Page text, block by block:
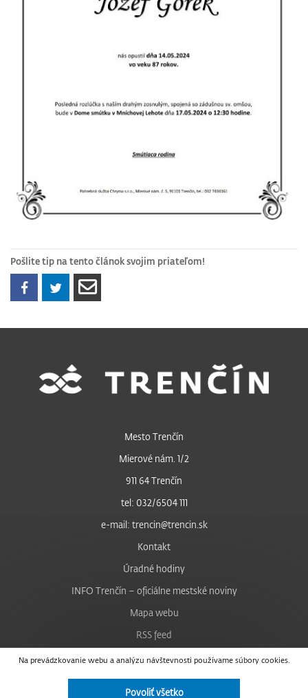
Pošlite tip na tento článok svojim priateľom!
Na prevádzkovanie webu a analýzu návštevnosti používame súbory cookies.
Povoliť všetko
Mesto Trenčín
Mierové nám. 1/2
911 64 Trenčín
tel: 032/6504 111
e-mail: trencin@trencin.sk
Kontakt
Úradné hodiny
INFO Trenčín – oficiálne mestské noviny
Mapa webu
RSS feed
Nastavenie cookies
Facebook